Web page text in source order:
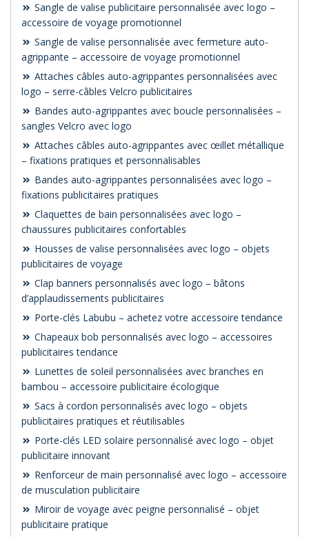
Sangle de valise publicitaire personnalisée avec logo –
accessoire de voyage promotionnel
Sangle de valise personnalisée avec fermeture auto-
agrippante – accessoire de voyage promotionnel
Attaches câbles auto-agrippantes personnalisées avec
logo – serre-câbles Velcro publicitaires
Bandes auto-agrippantes avec boucle personnalisées –
sangles Velcro avec logo
Attaches câbles auto-agrippantes avec œillet métallique
– fixations pratiques et personnalisables
Bandes auto-agrippantes personnalisées avec logo –
fixations publicitaires pratiques
Claquettes de bain personnalisées avec logo –
chaussures publicitaires confortables
Housses de valise personnalisées avec logo – objets
publicitaires de voyage
Clap banners personnalisés avec logo – bâtons
d’applaudissements publicitaires
Porte-clés Labubu – achetez votre accessoire tendance
Chapeaux bob personnalisés avec logo – accessoires
publicitaires tendance
Lunettes de soleil personnalisées avec branches en
bambou – accessoire publicitaire écologique
Sacs à cordon personnalisés avec logo – objets
publicitaires pratiques et réutilisables
Porte-clés LED solaire personnalisé avec logo – objet
publicitaire innovant
Renforceur de main personnalisé avec logo – accessoire
de musculation publicitaire
Miroir de voyage avec peigne personnalisé – objet
publicitaire pratique